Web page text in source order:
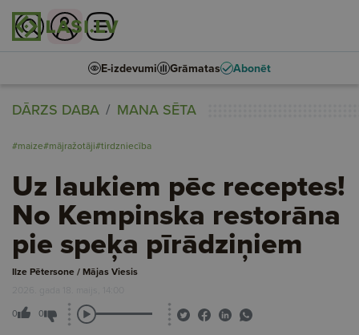
E-izdevumi Grāmatas Abonēt
DĀRZS DABA MANA SĒTA
#maize#mājražotāji#tirdzniecība
Uz laukiem pēc receptes!
No Kempinska restorāna
pie speķa pīrādziņiem
Ilze Pētersone / Mājas Viesis
2026. gada 18. maijs, 14:00
0 0